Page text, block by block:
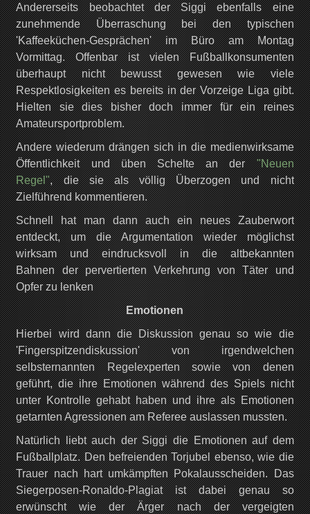
Andererseits beobachtet der Siggi ebenfalls eine
zunehmende Überraschung bei den typischen
'Kaffeeküchen-Gesprächen' im Büro am Montag
Vormittag. Offenbar ist vielen Fußballkonsumenten
überhaupt nicht bewusst gewesen wie viele
Respektlosigkeiten es bereits in der Vorzeige Liga gibt.
Hielten sie dies bisher doch immer für ein reines
Amateursportproblem.
Andere wiederum drängen sich in die medienwirksame
Öffentlichkeit und üben Schelte an der"Neuen
Regel", die sie als völlig Überzogen und nicht
Zielführend kommentieren.
Schnell hat man dann auch ein neues Zauberwort
entdeckt, um die Argumentation wieder möglichst
wirksam und eindrucksvoll in die altbekannten
Bahnender pervertierten Verkehrung von Täter und
Opfer zu lenken
Emotionen
Hierbei wird dann die Diskussion genau so wie die
'Fingerspitzendiskussion' von irgendwelchen
selbsternannten Regelexperten sowie von denen
geführt, die ihre Emotionen während des Spiels nicht
unter Kontrolle gehabt haben und ihre als Emotionen
getarnten Agressionen am Referee auslassen mussten.
Natürlich liebt auch der Siggi die Emotionen auf dem
Fußballplatz. Den befreienden Torjubel ebenso, wie die
Trauer nach hart umkämpften Pokalausscheiden. Das
Siegerposen-Ronaldo-Plagiat ist dabei genau so
erwünscht wie der Ärger nach der vergeigten